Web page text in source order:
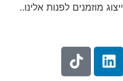
מוזמנים לפנות אלינו..